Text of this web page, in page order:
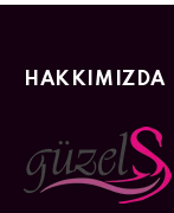
HAKKIMIZDA